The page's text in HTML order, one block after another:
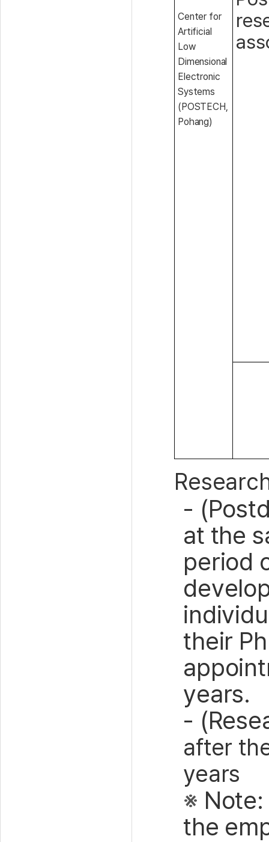
Center for
Artificial
Low
Dimensional
Electronic
Systems
(POSTECH,
Pohang)
-
at the
period
their
years.
-
after
years
※
the